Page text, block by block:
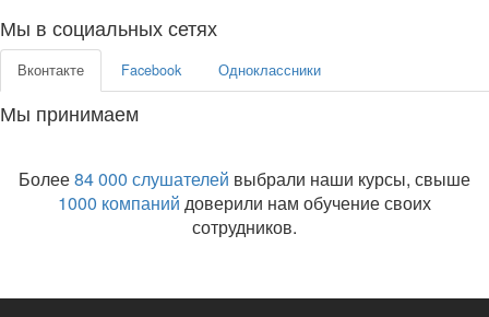
Мы в социальных сетях
Вконтакте Facebook Одноклассники
Мы принимаем
Более84 000 слушателей выбрали наши курсы, свыше
1000 компаний доверили нам обучение своих
сотрудников.